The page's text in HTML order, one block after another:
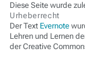
Diese Seite wurde
Urheberrecht
Der Text Evernote
Lehren und Lernen
der Creative